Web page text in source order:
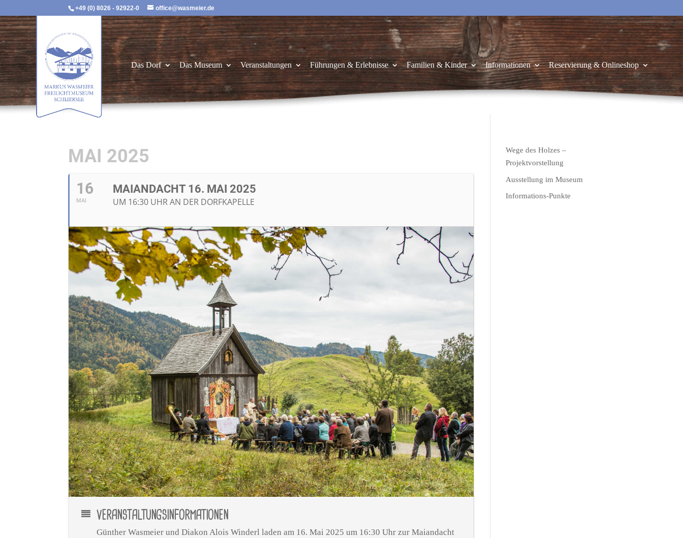
+49 (0) 8026 - 92922-0 office@wasmeier.de
Das Dorf Das Museum Veranstaltungen Führungen & Erlebnisse Familien & Kinder Informationen Reservierung & Onlineshop
MAI 2025
16
MAI
MAIANDACHT 16. MAI 2025
UM 16:30 UHR AN DER DORFKAPELLE
VERANSTALTUNGSINFORMATIONEN
Günther Wasmeier und Diakon Alois Winderl laden am 16. Mai 2025 um 16:30 Uhr zur Maiandacht
Wege des Holzes –
Projektvorstellung
Ausstellung im Museum
Informations-Punkte